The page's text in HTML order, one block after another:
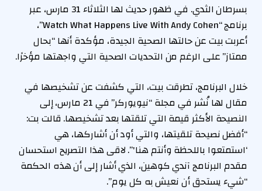
بسرطان الثدي. في ظهور حديث لها الثلاثاء 31 مارس، عبر
برنامج “Watch What Happens Live With Andy Cohen”،
أعربت بيت عن حالتها الصحية الجيدة، مؤكدة أنها “بحال
ممتاز” على الرغم من التحديات الصحية التي واجهتها مؤخرًا.
خلال البرنامج، تطرقت بيت، التي كشفت عن تشخيصها في
مقال لها نُشر في مجلة “نيويوركر” في 21 مارس، إلى
النصيحة الأكثر قيمة التي تلقتها بعد تشخيصها. قالت بت:
“أفضل نصيحة تلقيتها، والتي أود أن أشاركها، هي
‘استمتعوا باللحظة وأنتم هنا'”. لاقى هذا التصريح استحسان
مقدم البرنامج آندي كوهين، الذي أشار إلى أن هذه الحكمة
“شيء يستحق أن نعيش به كل يوم”.